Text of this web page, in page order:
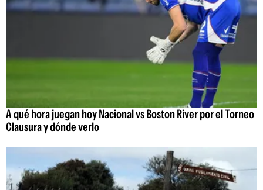
A qué hora juegan hoy Nacional vs Boston River por el Torneo
Clausura y dónde verlo